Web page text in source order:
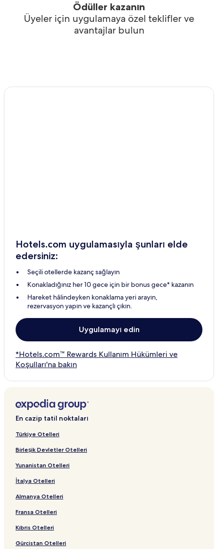
Ödüller kazanın
Üyeler için uygulamaya özel teklifler ve
avantajlar bulun
Hotels.com uygulamasıyla şunları elde
edersiniz:
Seçili otellerde kazanç sağlayın
Konakladığınız her 10 gece için bir bonus gece* kazanın
Hareket hâlindeyken konaklama yeri arayın,
rezervasyon yapın ve kazançlı çıkın.
Uygulamayı edin
*Hotels.com™ Rewards Kullanım Hükümleri ve
Koşulları'na bakın
En cazip tatil noktaları
Türkiye Otelleri
Birleşik Devletler Otelleri
Yunanistan Otelleri
İtalya Otelleri
Almanya Otelleri
Fransa Otelleri
Kıbrıs Otelleri
Gürcistan Otelleri